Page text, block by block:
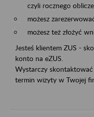
czyli rocznego
możesz
możesz też złożyć
Jesteś klientem ZUS -
konto na eZUS.
Wystarczy
termin wizyty w Twojej